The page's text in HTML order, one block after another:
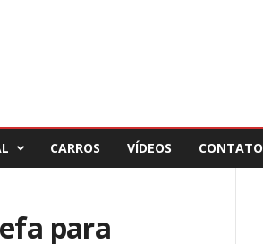
CARROS VÍDEOS CONTATO
para